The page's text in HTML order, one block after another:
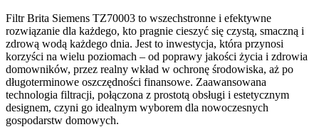
Filtr Brita Siemens TZ70003 to wszechstronne i efektywne
rozwiązanie dla każdego, kto pragnie cieszyć się czystą, smaczną i
zdrową wodą każdego dnia. Jest to inwestycja, która przynosi
korzyści na wielu poziomach – od poprawy jakości życia i zdrowia
domowników, przez realny wkład w ochronę środowiska, aż po
długoterminowe oszczędności finansowe. Zaawansowana
technologia filtracji, połączona z prostotą obsługi i estetycznym
designem, czyni go idealnym wyborem dla nowoczesnych
gospodarstw domowych.